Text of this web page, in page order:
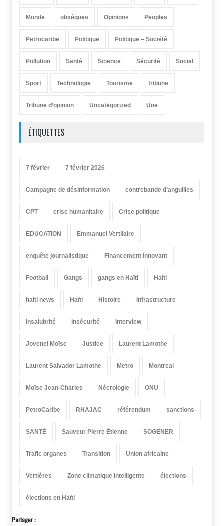
Monde obsèques Opinions Peoples
Petrocaribe Politique Politique – Société
Pollution Santé Science Sécurité Social
Sport Technologie Tourisme tribune
Tribune d’opinion Uncategorized Une
ÉTIQUETTES
7 février 7 février 2026
Campagne de désinformation contrebande d’anguilles
CPT crise humanitaire Crise politique
EDUCATION Emmanuel Vertilaire
enquête journalistique Financement innovant
Football Gangs gangs en Haïti Haiti
haiti news Haïti Histoire Infrastructure
Insalubrité Insécurité Interview
Jovenel Moïse Justice Laurent Lamothe
Laurent Salvador Lamothe Metro Montreal
Moïse Jean-Charles Nécrologie ONU
PetroCaribe RHAJAC référendum sanctions
SANTÉ Sauveur Pierre Étienne SOGENER
Trafic organes Transition Union africaine
Vertières Zone climatique intelligente élections
élections en Haïti
Partager :